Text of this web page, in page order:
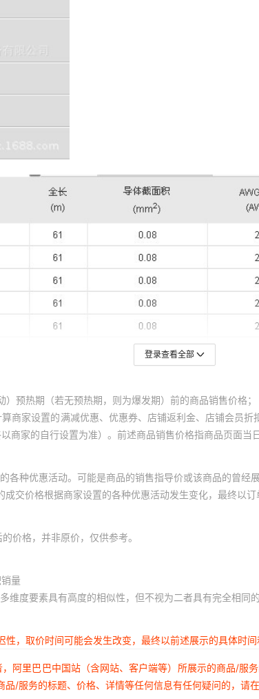
登录查看全部
预热期（若无预热期，则为爆发期）前的商品销售价格
商家设置的满减优惠、优惠券、店铺返利金、店铺会员
家的自行设置为准）。前述商品销售价格指商品页面当
种优惠活动。可能是商品的销售指导价或该商品的曾经
交价格根据商家设置的各种优惠活动发生变化，最终以订
价格，并非原价，仅供参考。
量
度要素具有高度的相似性，但不视为二者具有完全相同
，取价时间可能会发生改变，最终以前述展示的具体时间
阿里巴巴中国站（含网站、客户端等）所展示的商品/
/服务的标题、价格、详情等任何信息有任何疑问的，